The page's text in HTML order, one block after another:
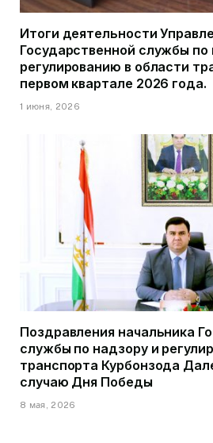
Итоги деятельности
Государственной службы по
регулированию в области
первом квартале 2026 года.
1 июня, 2026
Поздравления начальника
службы по надзору и
транспорта Курбонзода
случаю Дня Победы
8 мая, 2026